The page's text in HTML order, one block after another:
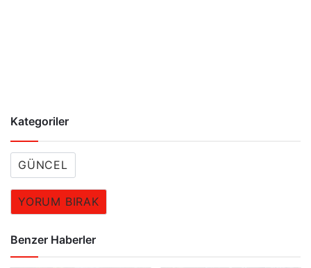
Kategoriler
GÜNCEL
YORUM BIRAK
Benzer Haberler